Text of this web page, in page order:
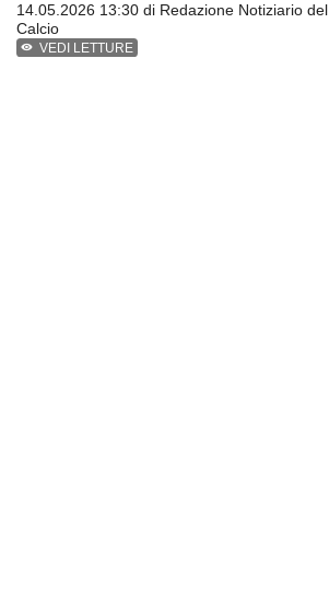
14.05.2026 13:30 di Redazione Notiziario del
Calcio
VEDI LETTURE